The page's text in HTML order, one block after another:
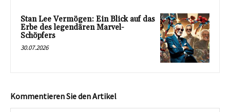
Stan Lee Vermögen: Ein Blick auf das
Erbe des legendären Marvel-
Schöpfers
30.07.2026
Kommentieren Sie den Artikel